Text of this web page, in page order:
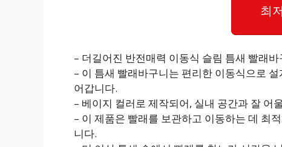
최
– 더길어진 반전매력 이동식 슬림 틈새 빨래
– 이 틈새 빨래바구니는 편리한 이동식으로
어갑니다.
– 베이지 컬러로 제작되어, 실내 공간과 잘 어
– 이 제품은 빨래를 보관하고 이동하는 데 최
니다.